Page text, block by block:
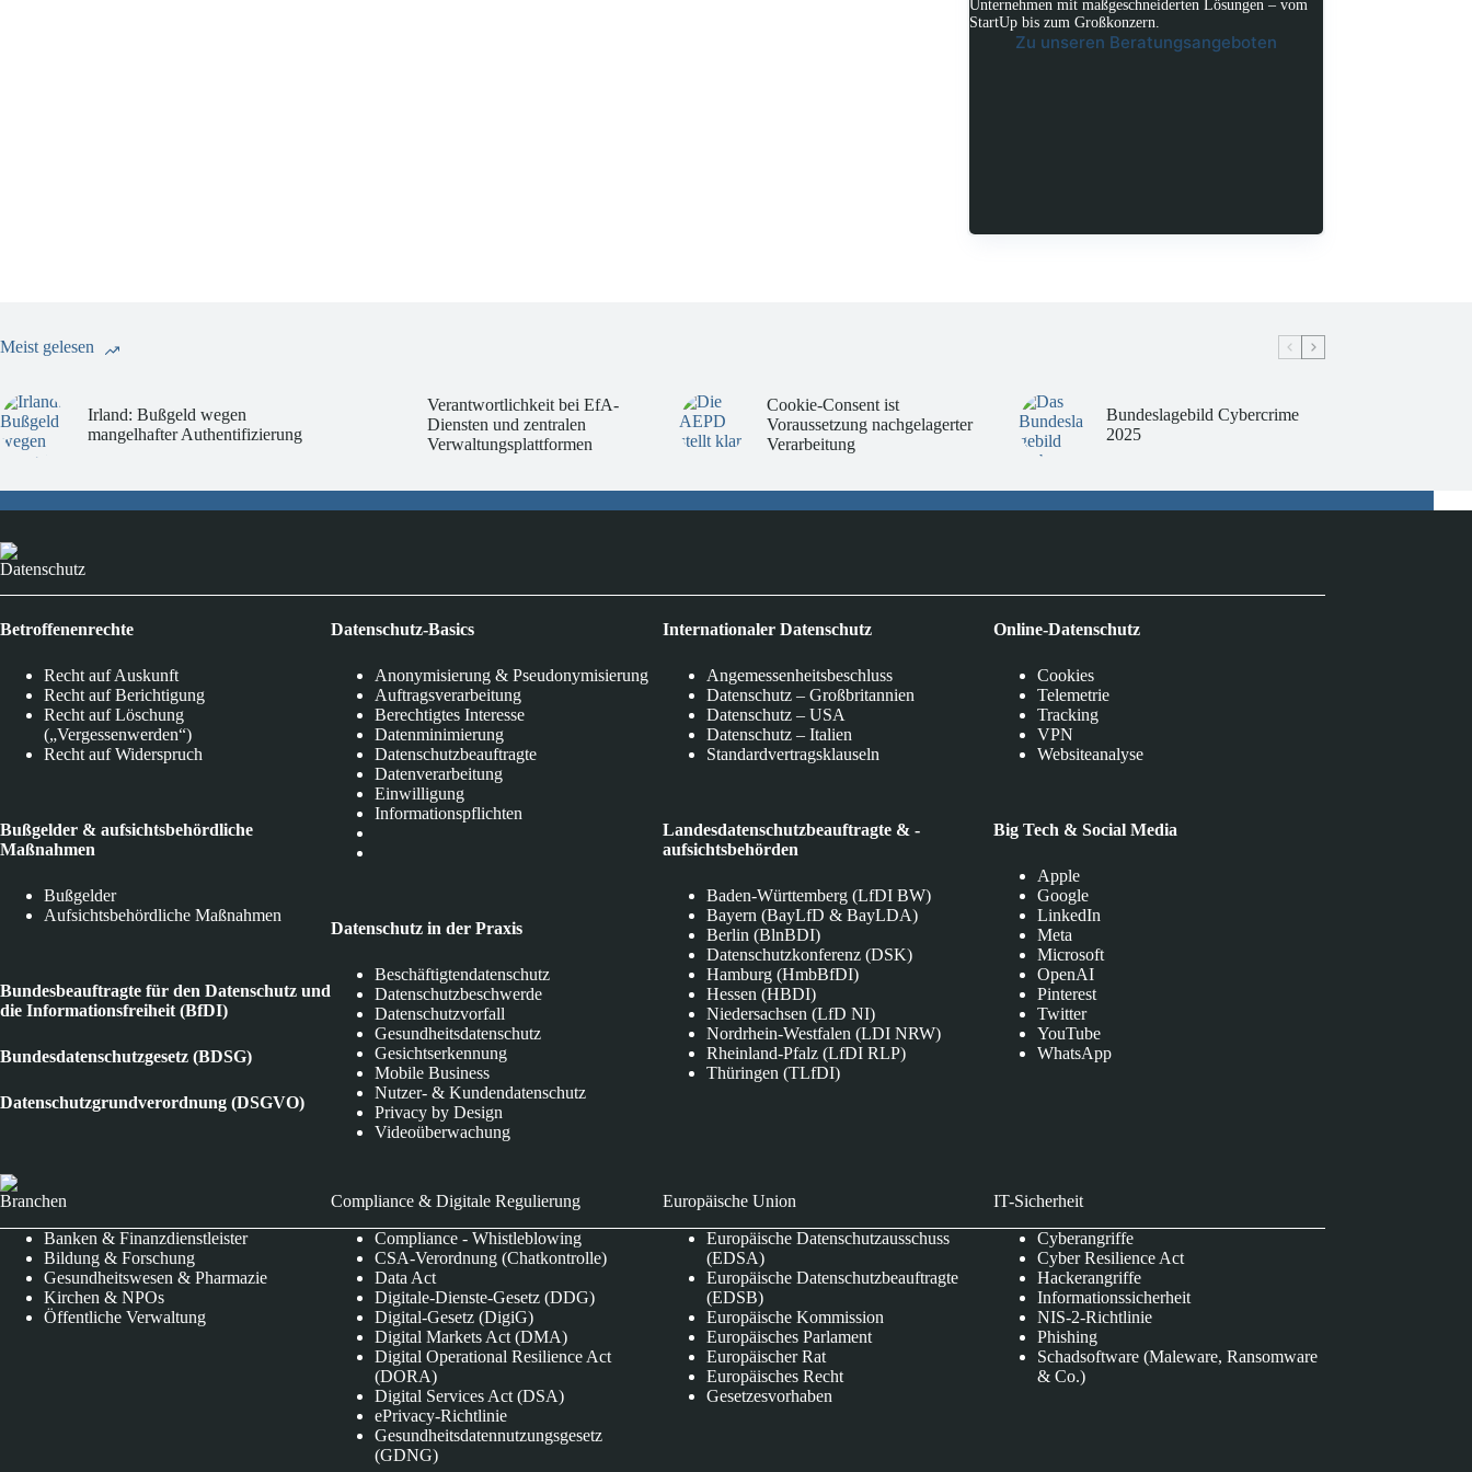
Unternehmen mit maßgeschneiderten Lösungen – vom
StartUp bis zum Großkonzern.
Zu unseren Beratungsangeboten
Meist gelesen
Irland: Bußgeld wegen
mangelhafter Authentifizierung
Verantwortlichkeit bei EfA-
Diensten und zentralen
Verwaltungsplattformen
Cookie-Consent ist
Voraussetzung nachgelagerter
Verarbeitung
Bundeslagebild Cybercrime
2025
Datenschutz
Betroffenenrechte
Recht auf Auskunft
Recht auf Berichtigung
Recht auf Löschung
(„Vergessenwerden“)
Recht auf Widerspruch
Bußgelder & aufsichtsbehördliche
Maßnahmen
Bußgelder
Aufsichtsbehördliche Maßnahmen
Bundesbeauftragte für den Datenschutz und
die Informationsfreiheit (BfDI)
Bundesdatenschutzgesetz (BDSG)
Datenschutzgrundverordnung (DSGVO)
Datenschutz-Basics
Anonymisierung & Pseudonymisierung
Auftragsverarbeitung
Berechtigtes Interesse
Datenminimierung
Datenschutzbeauftragte
Datenverarbeitung
Einwilligung
Informationspflichten
Datenschutz in der Praxis
Beschäftigtendatenschutz
Datenschutzbeschwerde
Datenschutzvorfall
Gesundheitsdatenschutz
Gesichtserkennung
Mobile Business
Nutzer- & Kundendatenschutz
Privacy by Design
Videoüberwachung
Internationaler Datenschutz
Angemessenheitsbeschluss
Datenschutz – Großbritannien
Datenschutz – USA
Datenschutz – Italien
Standardvertragsklauseln
Landesdatenschutzbeauftragte & -
aufsichtsbehörden
Baden-Württemberg (LfDI BW)
Bayern (BayLfD & BayLDA)
Berlin (BlnBDI)
Datenschutzkonferenz (DSK)
Hamburg (HmbBfDI)
Hessen (HBDI)
Niedersachsen (LfD NI)
Nordrhein-Westfalen (LDI NRW)
Rheinland-Pfalz (LfDI RLP)
Thüringen (TLfDI)
Online-Datenschutz
Cookies
Telemetrie
Tracking
VPN
Websiteanalyse
Big Tech & Social Media
Apple
Google
LinkedIn
Meta
Microsoft
OpenAI
Pinterest
Twitter
YouTube
WhatsApp
Branchen
Banken & Finanzdienstleister
Bildung & Forschung
Gesundheitswesen & Pharmazie
Kirchen & NPOs
Öffentliche Verwaltung
Compliance & Digitale Regulierung
Compliance - Whistleblowing
CSA-Verordnung (Chatkontrolle)
Data Act
Digitale-Dienste-Gesetz (DDG)
Digital-Gesetz (DigiG)
Digital Markets Act (DMA)
Digital Operational Resilience Act
(DORA)
Digital Services Act (DSA)
ePrivacy-Richtlinie
Gesundheitsdatennutzungsgesetz
(GDNG)
Europäische Union
Europäische Datenschutzausschuss
(EDSA)
Europäische Datenschutzbeauftragte
(EDSB)
Europäische Kommission
Europäisches Parlament
Europäischer Rat
Europäisches Recht
Gesetzesvorhaben
IT-Sicherheit
Cyberangriffe
Cyber Resilience Act
Hackerangriffe
Informationssicherheit
NIS-2-Richtlinie
Phishing
Schadsoftware (Maleware, Ransomware
& Co.)